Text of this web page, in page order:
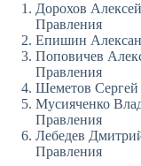
Дорохов
Правления
Епишин
Поповичев
Правления
Шеметов
Мусияченко
Правления
Лебедев
Правления